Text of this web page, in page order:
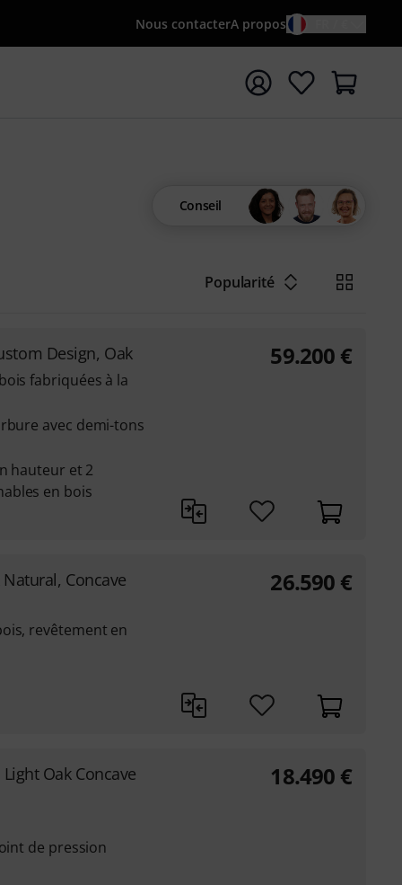
Nous contacterA propos
la recherche avec le terme de recherche
Conseil
Popularité
Design, Oak
fabriquées à la
avec demi-tons
hauteur et 2
en bois
59.200 €
Natural, Concave
revêtement en
26.590 €
Oak Concave
de pression
18.490 €